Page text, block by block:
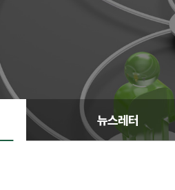
뉴스레터